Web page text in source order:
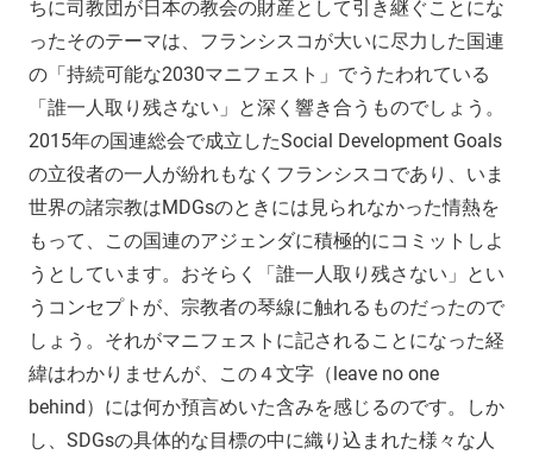
ちに司教団が日本の教会の財産として引き継ぐことにな
ったそのテーマは、フランシスコが大いに尽力した国連
の「持続可能な2030マニフェスト」でうたわれている
「誰一人取り残さない」と深く響き合うものでしょう。
2015年の国連総会で成立したSocial Development Goals
の立役者の一人が紛れもなくフランシスコであり、いま
世界の諸宗教はMDGsのときには見られなかった情熱を
もって、この国連のアジェンダに積極的にコミットしよ
うとしています。おそらく「誰一人取り残さない」とい
うコンセプトが、宗教者の琴線に触れるものだったので
しょう。それがマニフェストに記されることになった経
緯はわかりませんが、この４文字（leave no one
behind）には何か預言めいた含みを感じるのです。しか
し、SDGsの具体的な目標の中に織り込まれた様々な人